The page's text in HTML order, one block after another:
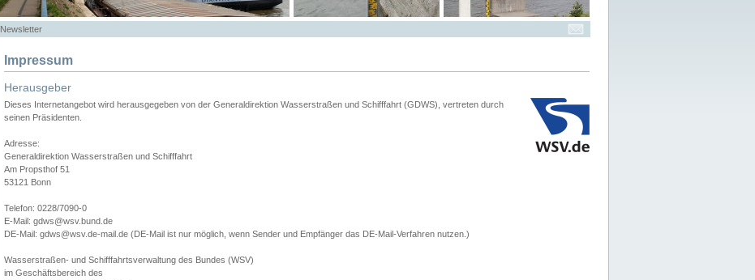
Newsletter
Impressum
Herausgeber
Dieses Internetangebot wird herausgegeben von der Generaldirektion Wasserstraßen und Schifffahrt (GDWS), vertreten durch
seinen Präsidenten.
Adresse:
Generaldirektion Wasserstraßen und Schifffahrt
Am Propsthof 51
53121 Bonn
Telefon: 0228/7090-0
E-Mail: gdws@wsv.bund.de
DE-Mail: gdws@wsv.de-mail.de (DE-Mail ist nur möglich, wenn Sender und Empfänger das DE-Mail-Verfahren nutzen.)
Wasserstraßen- und Schifffahrtsverwaltung des Bundes (WSV)
im Geschäftsbereich des